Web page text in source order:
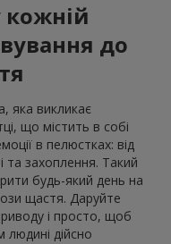
до
яка викликає
що містить в собі
в пелюстках: від
та захоплення. Такий
будь-який день на
щастя. Даруйте
і просто, щоб
дійсно